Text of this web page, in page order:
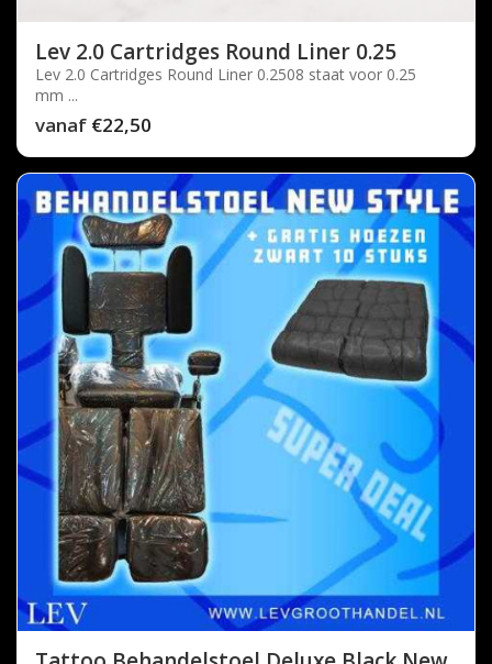
Lev 2.0 Cartridges Round Liner 0.25
Lev 2.0 Cartridges Round Liner 0.2508 staat voor 0.25
mm ...
vanaf €22,50